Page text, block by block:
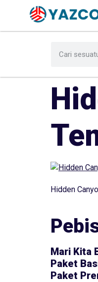
Hidden
Mari Kita
Paket
Paket